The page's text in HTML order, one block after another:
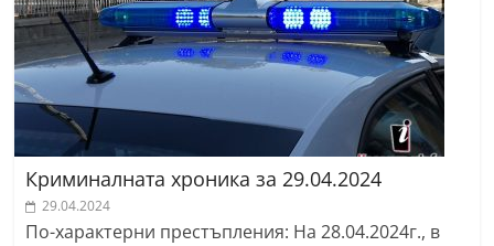
Криминалната хроника за 29.04.2024
29.04.2024
По-характерни престъпления: На 28.04.2024г., в